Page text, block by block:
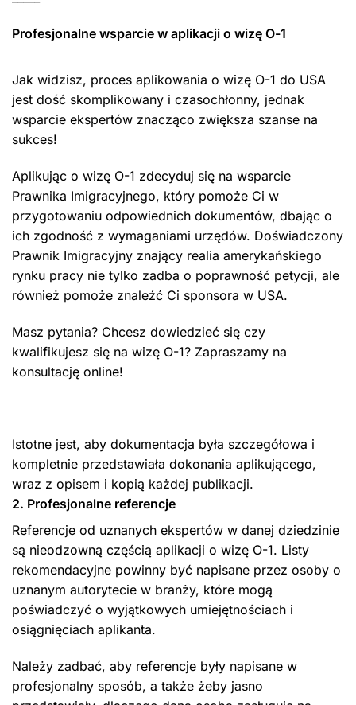
Profesjonalne wsparcie w aplikacji o wizę O-1
Jak widzisz, proces aplikowania o wizę O-1 do USA
jest dość skomplikowany i czasochłonny, jednak
wsparcie ekspertów znacząco zwiększa szanse na
sukces!
Aplikując o wizę O-1 zdecyduj się na wsparcie
Prawnika Imigracyjnego, który pomoże Ci w
przygotowaniu odpowiednich dokumentów, dbając o
ich zgodność z wymaganiami urzędów. Doświadczony
Prawnik Imigracyjny znający realia amerykańskiego
rynku pracy nie tylko zadba o poprawność petycji, ale
również pomoże znaleźć Ci sponsora w USA.
Masz pytania? Chcesz dowiedzieć się czy
kwalifikujesz się na wizę O-1? Zapraszamy na
konsultację online!
Istotne jest, aby dokumentacja była szczegółowa i
kompletnie przedstawiała dokonania aplikującego,
wraz z opisem i kopią każdej publikacji.
2. Profesjonalne referencje
Referencje od uznanych ekspertów w danej dziedzinie
są nieodzowną częścią aplikacji o wizę O-1. Listy
rekomendacyjne powinny być napisane przez osoby o
uznanym autorytecie w branży, które mogą
poświadczyć o wyjątkowych umiejętnościach i
osiągnięciach aplikanta.
Należy zadbać, aby referencje były napisane w
profesjonalny sposób, a także żeby jasno